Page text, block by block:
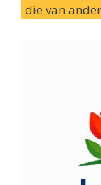
die van